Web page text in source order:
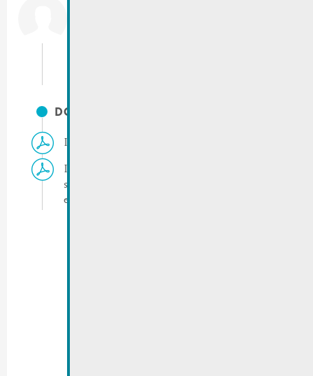
DOCUMENTS
ING Route du Vin 2022 | Avis RGTR
ING Route du Vin 2022 | Plan avec les
stationnements interdits, les routes barrées,
etc.